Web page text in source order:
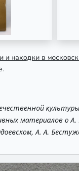
и находки в
материалов о А.
А. А.